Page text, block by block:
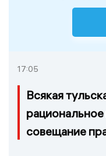
17:05
Всякая
совещание